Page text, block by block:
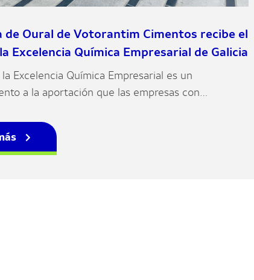
de Oural de Votorantim Cimentos recibe el
Excelencia Química Empresarial de Galicia
la Excelencia Química Empresarial es un
a la aportación que las empresas con
la sociedad gallega.